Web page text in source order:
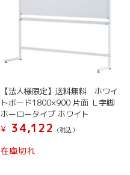
【法人様限定】送料無料 ホワイ
トボード1800×900 片面 Ｌ字脚
ホーロータイプ ホワイト
¥
34,122 (税込）
在庫切れ